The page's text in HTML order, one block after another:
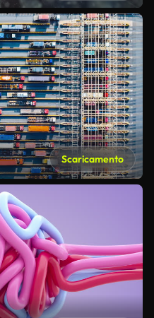
Scaricamento